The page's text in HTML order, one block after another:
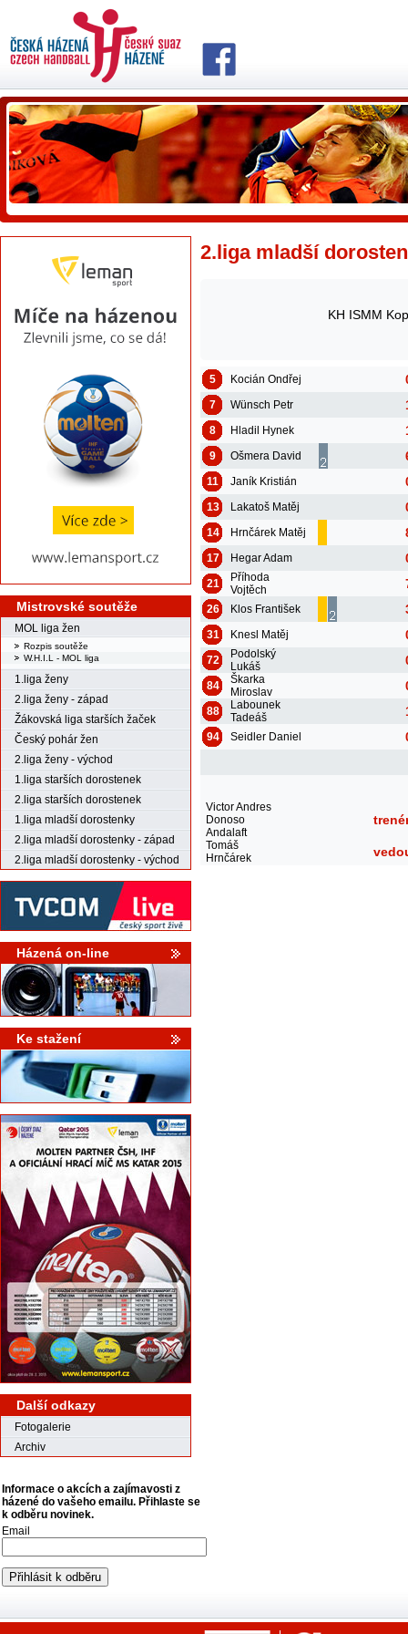
Mistrovské soutěže
MOL liga žen
Rozpis soutěže
W.H.I.L - MOL liga
1.liga ženy
2.liga ženy - západ
Žákovská liga starších žaček
Český pohár žen
2.liga ženy - východ
1.liga starších dorostenek
2.liga starších dorostenek
1.liga mladší dorostenky
2.liga mladší dorostenky - západ
2.liga mladší dorostenky - východ
Házená on-line
Ke stažení
Další odkazy
Fotogalerie
Archiv
Informace o akcích a zajímavosti z
házené do vašeho emailu. Přihlaste se
k odběru novinek.
Email
2.liga mladší
KH ISMM
5 Kocián Ondřej
7 Wünsch Petr
8 Hladil Hynek
9 Ošmera David
11 Janík Kristián
13 Lakatoš Matěj
14 Hrnčárek Matěj
17 Hegar Adam
21
Příhoda
Vojtěch
26 Klos František
31 Knesl Matěj
72
Podolský
Lukáš
84
Škarka
Miroslav
88
Labounek
Tadeáš
94 Seidler Daniel
Victor Andres
Donoso
Andalaft
Tomáš
Hrnčárek